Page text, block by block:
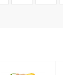
地，旗下主营菌